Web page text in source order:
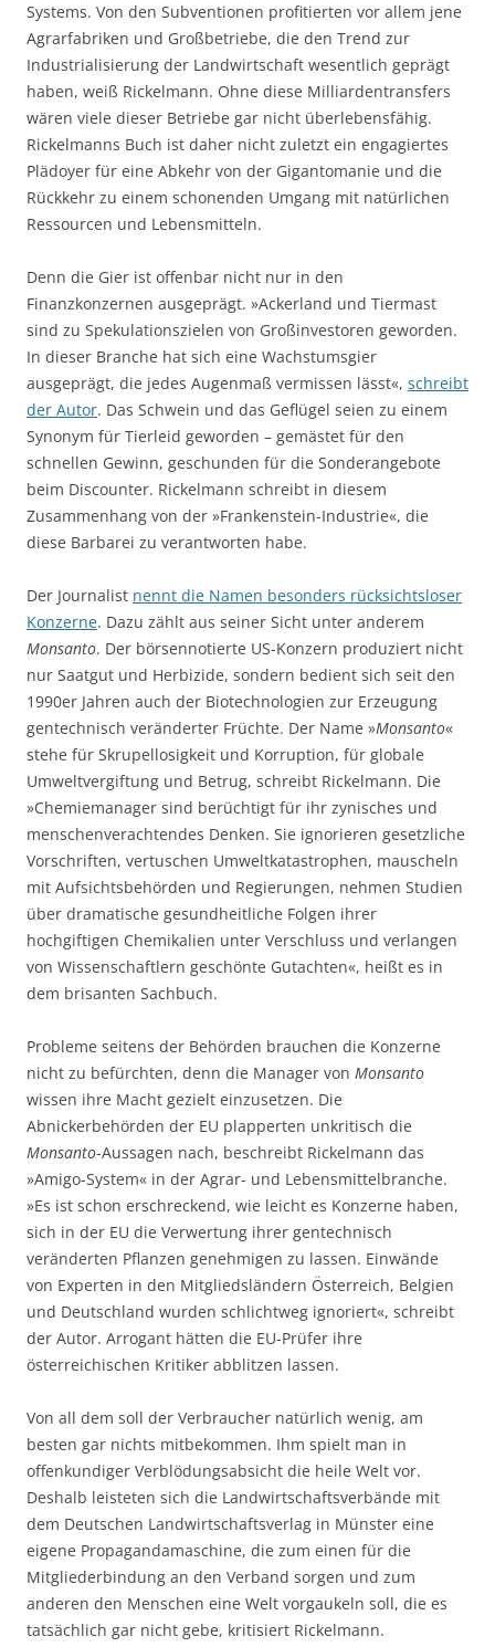
Systems. Von den Subventionen profitierten vor allem jene
Agrarfabriken und Großbetriebe, die den Trend zur
Industrialisierung der Landwirtschaft wesentlich geprägt
haben, weiß Rickelmann. Ohne diese Milliardentransfers
wären viele dieser Betriebe gar nicht überlebensfähig.
Rickelmanns Buch ist daher nicht zuletzt ein engagiertes
Plädoyer für eine Abkehr von der Gigantomanie und die
Rückkehr zu einem schonenden Umgang mit natürlichen
Ressourcen und Lebensmitteln.
Denn die Gier ist offenbar nicht nur in den
Finanzkonzernen ausgeprägt. »Ackerland und Tiermast
sind zu Spekulationszielen von Großinvestoren geworden.
In dieser Branche hat sich eine Wachstumsgier
ausgeprägt, die jedes Augenmaß vermissen lässt«, schreibt
der Autor. Das Schwein und das Geflügel seien zu einem
Synonym für Tierleid geworden – gemästet für den
schnellen Gewinn, geschunden für die Sonderangebote
beim Discounter. Rickelmann schreibt in diesem
Zusammenhang von der »Frankenstein-Industrie«, die
diese Barbarei zu verantworten habe.
Der Journalist nennt die Namen besonders rücksichtsloser
Konzerne. Dazu zählt aus seiner Sicht unter anderem
Monsanto. Der börsennotierte US-Konzern produziert nicht
nur Saatgut und Herbizide, sondern bedient sich seit den
1990er Jahren auch der Biotechnologien zur Erzeugung
gentechnisch veränderter Früchte. Der Name »Monsanto«
stehe für Skrupellosigkeit und Korruption, für globale
Umweltvergiftung und Betrug, schreibt Rickelmann. Die
»Chemiemanager sind berüchtigt für ihr zynisches und
menschenverachtendes Denken. Sie ignorieren gesetzliche
Vorschriften, vertuschen Umweltkatastrophen, mauscheln
mit Aufsichtsbehörden und Regierungen, nehmen Studien
über dramatische gesundheitliche Folgen ihrer
hochgiftigen Chemikalien unter Verschluss und verlangen
von Wissenschaftlern geschönte Gutachten«, heißt es in
dem brisanten Sachbuch.
Probleme seitens der Behörden brauchen die Konzerne
nicht zu befürchten, denn die Manager von Monsanto
wissen ihre Macht gezielt einzusetzen. Die
Abnickerbehörden der EU plapperten unkritisch die
Monsanto-Aussagen nach, beschreibt Rickelmann das
»Amigo-System« in der Agrar- und Lebensmittelbranche.
»Es ist schon erschreckend, wie leicht es Konzerne haben,
sich in der EU die Verwertung ihrer gentechnisch
veränderten Pflanzen genehmigen zu lassen. Einwände
von Experten in den Mitgliedsländern Österreich, Belgien
und Deutschland wurden schlichtweg ignoriert«, schreibt
der Autor. Arrogant hätten die EU-Prüfer ihre
österreichischen Kritiker abblitzen lassen.
Von all dem soll der Verbraucher natürlich wenig, am
besten gar nichts mitbekommen. Ihm spielt man in
offenkundiger Verblödungsabsicht die heile Welt vor.
Deshalb leisteten sich die Landwirtschaftsverbände mit
dem Deutschen Landwirtschaftsverlag in Münster eine
eigene Propagandamaschine, die zum einen für die
Mitgliederbindung an den Verband sorgen und zum
anderen den Menschen eine Welt vorgaukeln soll, die es
tatsächlich gar nicht gebe, kritisiert Rickelmann.